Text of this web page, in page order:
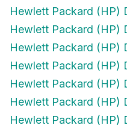
Hewlett Packard (HP)
Hewlett Packard (HP)
Hewlett Packard (HP)
Hewlett Packard (HP)
Hewlett Packard (HP)
Hewlett Packard (HP)
Hewlett Packard (HP)